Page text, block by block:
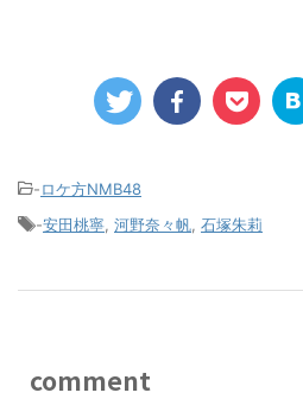
-ロケ方NMB48
-安田桃寧 河野奈々帆 石塚朱莉
comment